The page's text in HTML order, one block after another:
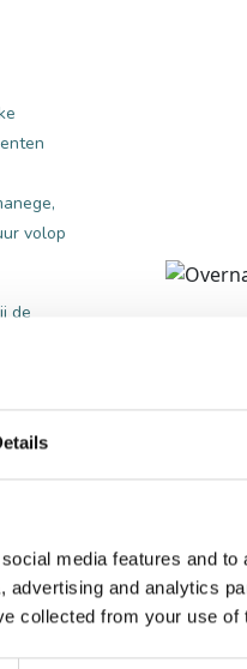
media features and
and analytics
collected from your use
volop
de
of
biedt.
omgeving